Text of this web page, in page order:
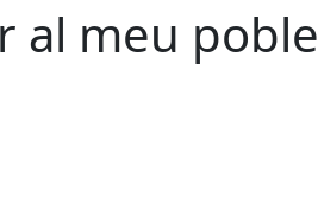
al meu poble